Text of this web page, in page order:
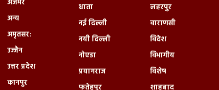
अजमेर
अन्य
अमृतसर:
उज्जैन
उत्तर प्रदेश
कानपुर
धाता
नई दिल्ली
नयी दिल्ली
नोएडा
प्रयागराज
फतेहपुर
लहरपुर
वाराणसी
विदेश
विभागीय
विशेष
शाहबाद